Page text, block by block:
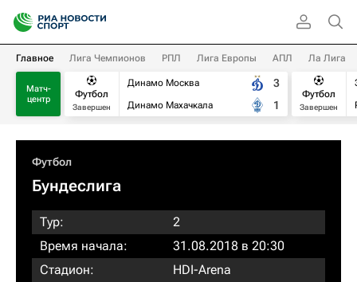
Главное Лига Чемпионов РПЛ Лига Европы АПЛ Ла Лига
Матч-
центр
Футбол
Завершен
Динамо Москва
Динамо Махачкала
3
1
Футбол
Завершен
Футбол
Бундеслига
Тур:
2
Время начала:
31.08.2018 в 20:30
Стадион:
HDI-Arena